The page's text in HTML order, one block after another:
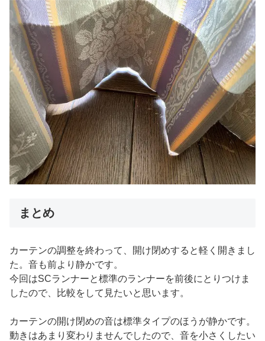
まとめ
カーテンの調整を終わって、開け閉めすると軽く開きまし
た。音も前より静かです。
今回はSCランナーと標準のランナーを前後にとりつけま
したので、比較をして見たいと思います。
カーテンの開け閉めの音は標準タイプのほうが静かです。
動きはあまり変わりませんでしたので、音を小さくしたい